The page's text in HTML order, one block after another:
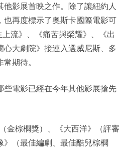
影展首映之作。除了讓紐約人
也再度標示了奧斯卡國際電影可
流》、《痛苦與榮耀》、《出
心大劇院》接連入選威尼斯、多
期待。
些電影已經在今年其他影展搶先
金棕櫚獎）、《大西洋》（評審
》（最佳編劇、最佳酷兒棕櫚